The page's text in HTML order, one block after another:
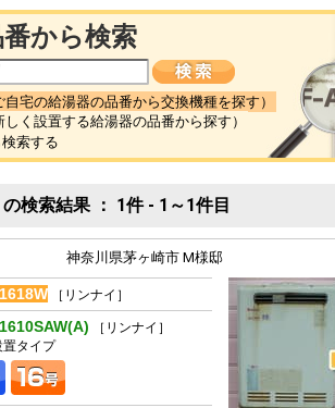
から検索
宅の給湯器の品番から交換機種を探す）
く設置する給湯器の品番から探す）
索する
の検索結果 ： 1件 - 1～1件目
神奈川県茅ヶ崎市 M様邸
［リンナイ］
［リンナイ］
置タイプ